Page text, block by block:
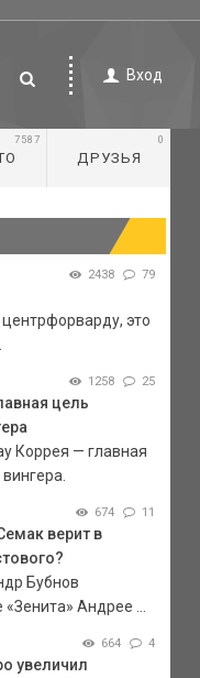
Вход
7587
ДРУЗЬЯ
0
2438 79
это
1258 25
цель
Коррея — главная
674 11
верит в
Бубнов
Андрее ...
664 4
увеличил